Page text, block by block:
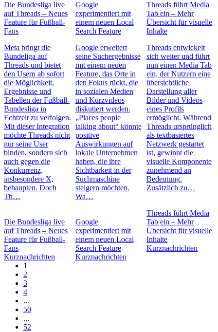
Die Bundesliga live
auf Threads – Neues
Feature für Fußball-
Fans
Meta bringt die
Bundeliga auf
Threads und bietet
den Usern ab sofort
die Möglichkeit,
Ergebnisse und
Tabellen der Fußball-
Bundesliga in
Echtzeit zu verfolgen.
Mit dieser Integration
möchte Threads nicht
nur seine User
binden, sondern sich
auch gegen die
Konkurrenz,
insbesondere X,
behaupten. Doch
Th…
Die Bundesliga live
auf Threads – Neues
Feature für Fußball-
Fans
Kurznachrichten
Google
experimentiert mit
einem neuen Local
Search Feature
Google erweitert
seine Suchergebnisse
mit einem neuen
Feature, das Orte in
den Fokus rückt, die
in sozialen Medien
und Kurzvideos
diskutiert werden.
„Places people
talking about“ könnte
positive
Auswirkungen auf
lokale Unternehmen
haben, die ihre
Sichtbarkeit in der
Suchmaschine
steigern möchten.
Wa…
Google
experimentiert mit
einem neuen Local
Search Feature
Kurznachrichten
Threads führt Media
Tab ein – Mehr
Übersicht für visuelle
Inhalte
Threads entwickelt
sich weiter und führt
nun einen Media Tab
ein, der Nutzern eine
übersichtliche
Darstellung aller
Bilder und Videos
eines Profils
ermöglicht. Während
Threads ursprünglich
als textbasiertes
Netzwerk gestartet
ist, gewinnt die
visuelle Komponente
zunehmend an
Bedeutung.
Zusätzlich zu…
Threads führt Media
Tab ein – Mehr
Übersicht für visuelle
Inhalte
Kurznachrichten
1
2
3
4
...
50
...
52